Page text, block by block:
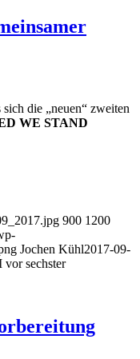
die „neuen“ zweiten
WE STAND
900 1200
Jochen Kühl2017-09-
vor sechster